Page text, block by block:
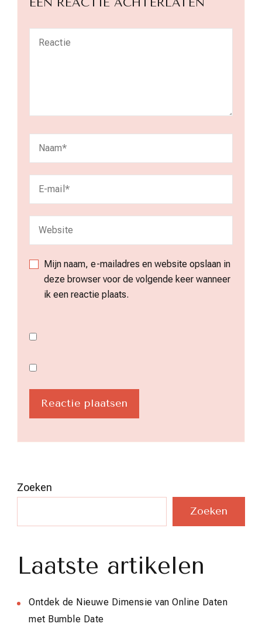
Mijn naam, e-mailadres en website opslaan in
deze browser voor de volgende keer wanneer
ik een reactie plaats.
Zoeken
Zoeken
Laatste artikelen
Ontdek de Nieuwe Dimensie van Online Daten
met Bumble Date